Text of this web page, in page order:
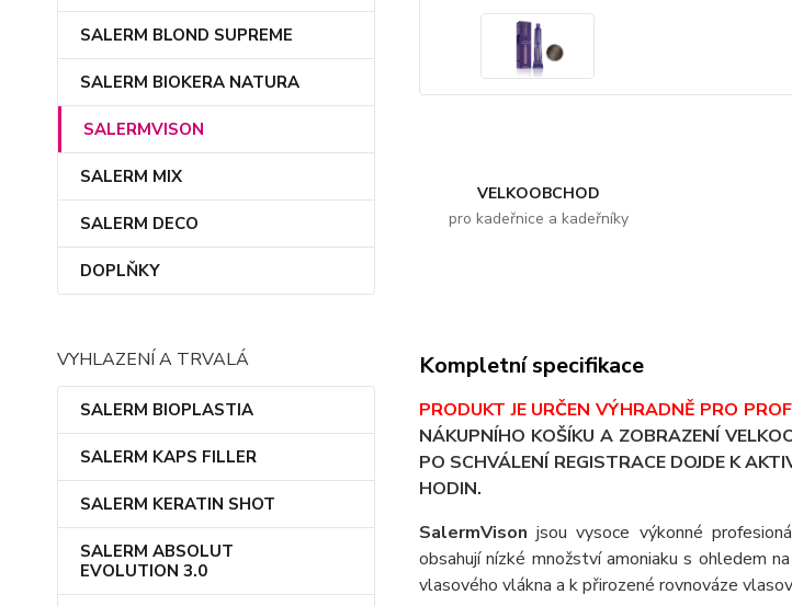
SALERM BLOND SUPREME
SALERM BIOKERA NATURA
SALERMVISON
SALERM MIX
SALERM DECO
DOPLŇKY
VYHLAZENÍ A TRVALÁ
SALERM BIOPLASTIA
SALERM KAPS FILLER
SALERM KERATIN SHOT
SALERM ABSOLUT
EVOLUTION 3.0
VELKOOBCHOD
pro kadeřnice a kadeřníky
Kompletní specifikace
PRODUKT JE URČEN VÝHRADNĚ PRO
NÁKUPNÍHO KOŠÍKU A ZOBRAZENÍ
PO SCHVÁLENÍ REGISTRACE DOJDE K
HODIN.
SalermVison jsou vysoce výkonné
obsahují nízké množství amoniaku s ohledem
vlasového vlákna a k přirozené rovnováze